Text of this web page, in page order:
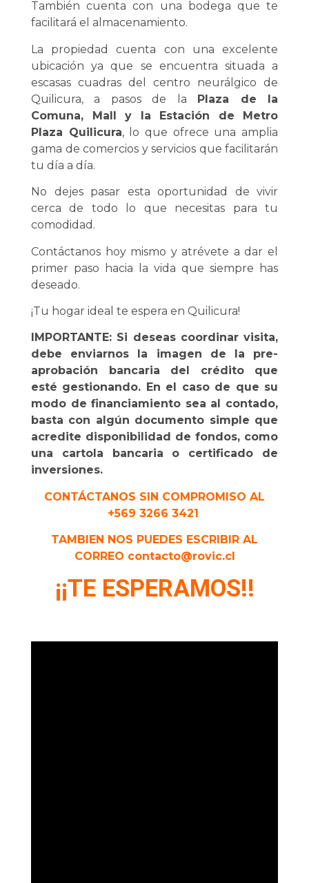
También cuenta con una bodega que te
facilitará el almacenamiento.
La propiedad cuenta con una excelente
ubicación ya que se encuentra situada a
escasas cuadras del centro neurálgico de
Quilicura, a pasos de la Plaza de la
Comuna, Mall y la Estación de Metro
Plaza Quilicura, lo que ofrece una amplia
gama de comercios y servicios que facilitarán
tu día a día.
No dejes pasar esta oportunidad de vivir
cerca de todo lo que necesitas para tu
comodidad.
Contáctanos hoy mismo y atrévete a dar el
primer paso hacia la vida que siempre has
deseado.
¡Tu hogar ideal te espera en Quilicura!
IMPORTANTE: Si deseas coordinar visita,
debe enviarnos la imagen de la pre-
aprobación bancaria del crédito que
esté gestionando. En el caso de que su
modo de financiamiento sea al contado,
basta con algún documento simple que
acredite disponibilidad de fondos, como
una cartola bancaria o certificado de
inversiones.
CONTÁCTANOS SIN COMPROMISO AL
+569 3266 3421
TAMBIEN NOS PUEDES ESCRIBIR AL
CORREO contacto@rovic.cl
¡¡TE ESPERAMOS!!